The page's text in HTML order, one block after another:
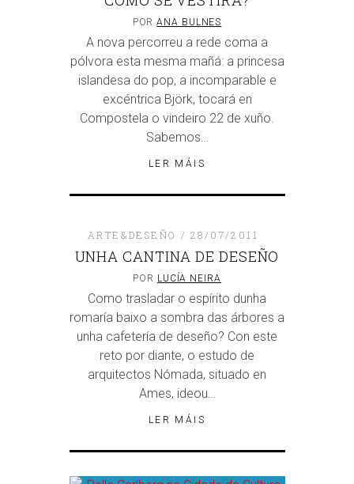
PORANA BULNES
A nova percorreu a rede coma a
pólvora esta mesma mañá: a princesa
islandesa do pop, a incomparable e
excéntrica Björk, tocará en
Compostela o vindeiro 22 de xuño.
Sabemos…
LER MÁIS
ARTE&DESEÑO 28/07/2011
UNHA CANTINA DE DESEÑO
POR LUCÍA NEIRA
Como trasladar o espírito dunha
romaría baixo a sombra das árbores a
unha cafetería de deseño? Con este
reto por diante, o estudo de
arquitectos Nómada, situado en
Ames, ideou…
LER MÁIS